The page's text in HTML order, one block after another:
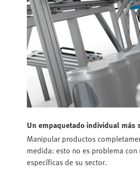
Un empaquetado individual más
Manipular productos
medida: esto no es problema
específicas de su sector.